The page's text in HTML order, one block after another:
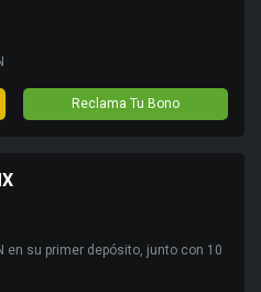
Reclama Tu Bono
en su primer depósito, junto con 10